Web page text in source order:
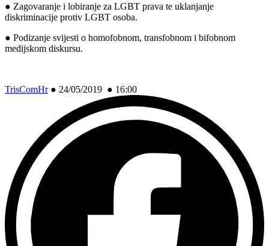
● Zagovaranje i lobiranje za LGBT prava te uklanjanje
diskriminacije protiv LGBT osoba.
● Podizanje svijesti o homofobnom, transfobnom i bifobnom
medijskom diskursu.
TrisComHr● 24/05/2019 ● 16:00